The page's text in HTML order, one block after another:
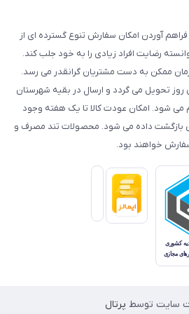
آوردن امکان سفارش تنوع گسترده ای از
رضایت افراد زیادی را به خود جلب کند.
ممکن به دست مشتریان گرانقدر می رسد.
روز تحویل می گردد و ارسال در بقیه شهرستان
می شود. امکان عودت کالا تا یک هفته وجود
بازگشت داده می شود. محصولات تند مصرف و
خواهند بود.
سایت توسط پرتال